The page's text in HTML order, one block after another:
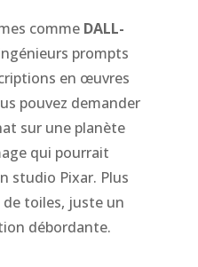
comme DALL-
prompts
en œuvres
pouvez demander
sur une planète
qui pourrait
studio Pixar. Plus
de toiles, juste un
débordante.